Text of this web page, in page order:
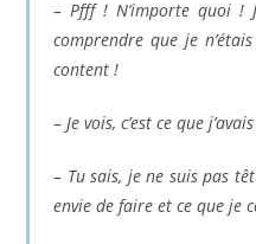
– Pfff ! N’importe quoi !
comprendre que je
content !
– Je vois, c’est ce que
– Tu sais, je ne suis pas
envie de faire et ce que je